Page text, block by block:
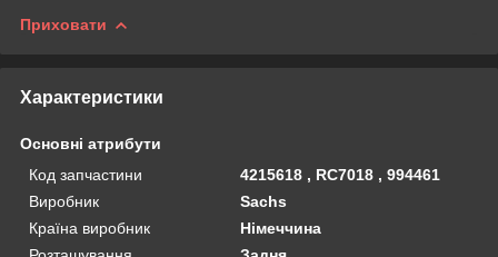
Приховати
Характеристики
Основні атрибути
Код запчастини
4215618 , RC7018 , 994461
Виробник
Sachs
Країна виробник
Німеччина